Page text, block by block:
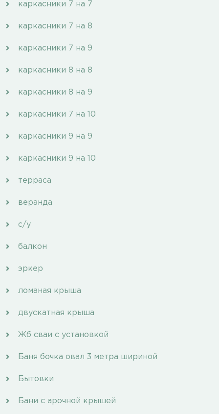
каркасники 7 на 7
каркасники 7 на 8
каркасники 7 на 9
каркасники 8 на 8
каркасники 8 на 9
каркасники 7 на 10
каркасники 9 на 9
каркасники 9 на 10
терраса
веранда
с/у
балкон
эркер
ломаная крыша
двускатная крыша
Жб сваи с установкой
Баня бочка овал 3 метра шириной
Бытовки
Бани с арочной крышей